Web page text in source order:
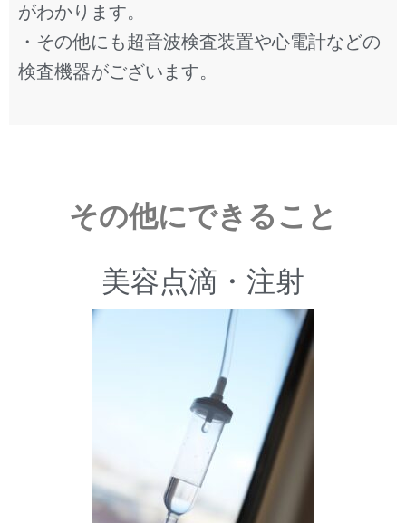
がわかります。
・その他にも超音波検査装置や心電計などの
検査機器がございます。
その他にできること
美容点滴・注射